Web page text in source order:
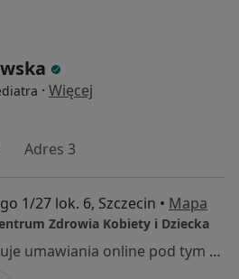
· Więcej
Adres 3
1/27 lok. 6, Szczecin • Mapa
Zdrowia Kobiety i Dziecka
Specjalista nie oferuje umawiania online pod tym adresem.